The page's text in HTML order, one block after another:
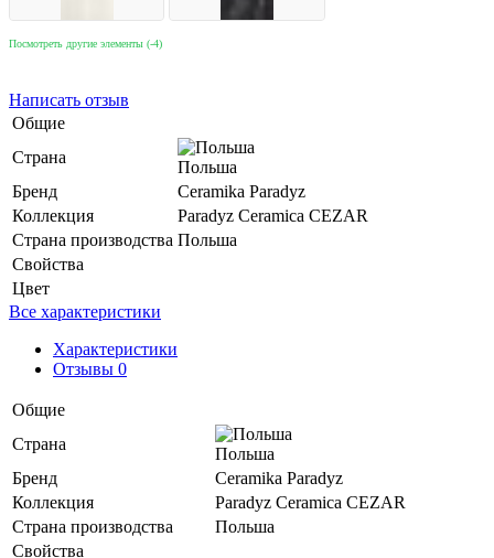
Посмотреть другие элементы (-4)
Написать отзыв
Общие
Страна
Польша
Бренд
Ceramika Paradyz
Коллекция
Paradyz Ceramica CEZAR
Страна производства Польша
Свойства
Цвет
Все характеристики
Характеристики
Отзывы 0
Общие
Страна
Польша
Бренд
Ceramika Paradyz
Коллекция
Paradyz Ceramica CEZAR
Страна производства
Польша
Свойства